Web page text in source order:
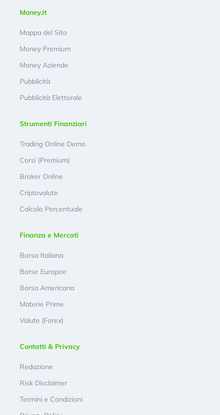
Money.it
Mappa del Sito
Money Premium
Money Aziende
Pubblicità
Pubblicità Elettorale
Strumenti Finanziari
Trading Online Demo
Corsi (Premium)
Broker Online
Criptovalute
Calcolo Percentuale
Finanza e Mercati
Borsa Italiana
Borse Europee
Borsa Americana
Materie Prime
Valute (Forex)
Contatti & Privacy
Redazione
Risk Disclaimer
Termini e Condizioni